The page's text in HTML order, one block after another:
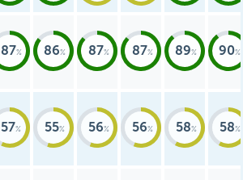
87 86 87 87 89 90
57 55 56 56 58 58